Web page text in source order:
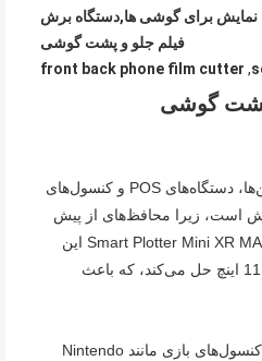
برای گوشی ها,دستگاه برش
فیلم جلو و پشت گوشی
,
front back phone film cutter
پشت گوشی
مراکز تعمیرات الکترونیکی فقط به گوشی‌ها محدود نمی‌شوند—آنها تبلت‌ها، ساعت‌های هوشمند، دوربین‌ها، دستگاه‌های POS و کنسول‌های
است، زیرا محافظ‌های از پیش
برش‌خورده به ندرت برای دستگاه‌های غیر از گوشی در دسترس هستند. دستگاه برش فیلم یونیورسال Smart Plotter Mini XR MAX این
مشکل را با اجازه دادن به مراکز تعمیر برای برش محافظ‌های سفارشی برای هر دستگاه الکترونیکی تا 11 اینچ حل می‌کند، که باعث
با کتابخانه‌ای از 4500+ مدل دستگاه (شامل تبلت‌ها، دوربین‌ها، ساعت‌های هوشمند، دستگاه‌های POS و کنسول‌های بازی مانند Nintendo